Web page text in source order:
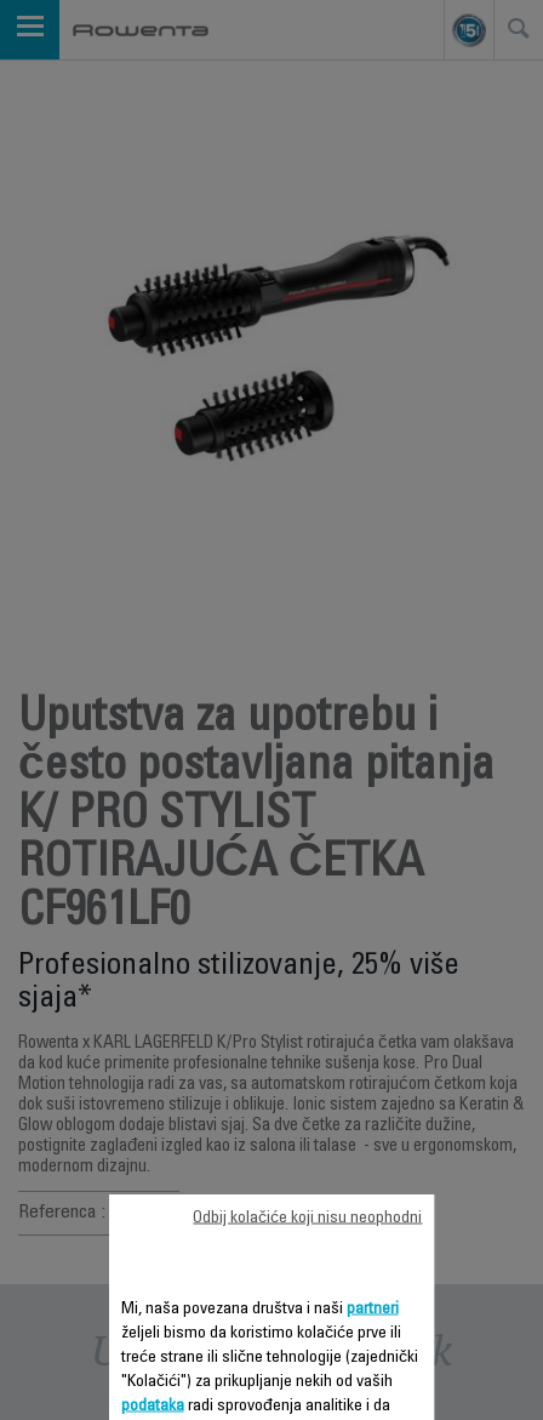
Uputstva za upotrebu i
često postavljana pitanja
K/ PRO STYLIST
ROTIRAJUĆA ČETKA
CF961LF0
Profesionalno stilizovanje, 25% više
sjaja*
Rowenta x KARL LAGERFELD K/Pro Stylist rotirajuća četka vam olakšava
da kod kuće primenite profesionalne tehnike sušenja kose. Pro Dual
Motion tehnologija radi za vas, sa automatskom rotirajućom četkom koja
dok suši istovremeno stilizuje i oblikuje. Ionic sistem zajedno sa Keratin &
Glow oblogom dodaje blistavi sjaj. Sa dve četke za različite dužine,
postignite zaglađeni izgled kao iz salona ili talase - sve u ergonomskom,
modernom dizajnu.
Referenca :
Uputstva i priručnik
Mi, naša povezana društva i naši partneri
željeli bismo da koristimo kolačiće prve ili
treće strane ili slične tehnologije (zajednički
"Kolačići") za prikupljanje nekih od vaših
podatakaradi sprovođenja analitike i da
Odbij kolačiće koji nisu neophodni